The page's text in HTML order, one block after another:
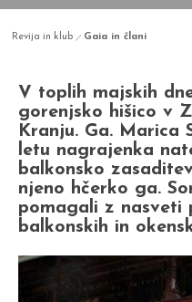
Revija in klub Gaia in člani
V toplih majskih
gorenjsko hišico v
Kranju. Ga. Marica
letu nagrajenka
balkonsko
njeno hčerko ga.
pomagali z nasveti
balkonskih in